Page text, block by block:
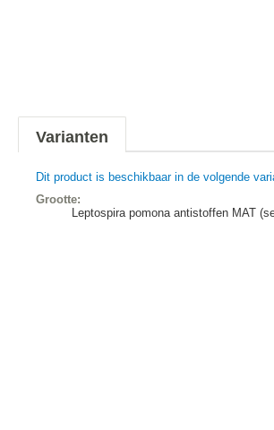
Varianten
Dit product is beschikbaar in de volgende
Grootte:
Leptospira pomona antistoffen MAT